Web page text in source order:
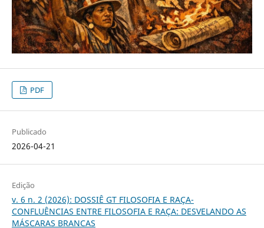
PDF
Publicado
2026-04-21
Edição
v. 6 n. 2 (2026): DOSSIÊ GT FILOSOFIA E RAÇA-
CONFLUÊNCIAS ENTRE FILOSOFIA E RAÇA: DESVELANDO AS
MÁSCARAS BRANCAS